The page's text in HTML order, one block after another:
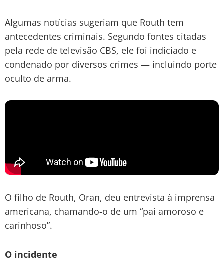
Algumas notícias sugeriam que Routh tem
antecedentes criminais. Segundo fontes citadas
pela rede de televisão CBS, ele foi indiciado e
condenado por diversos crimes — incluindo porte
oculto de arma.
O filho de Routh, Oran, deu entrevista à imprensa
americana, chamando-o de um “pai amoroso e
carinhoso”.
O incidente